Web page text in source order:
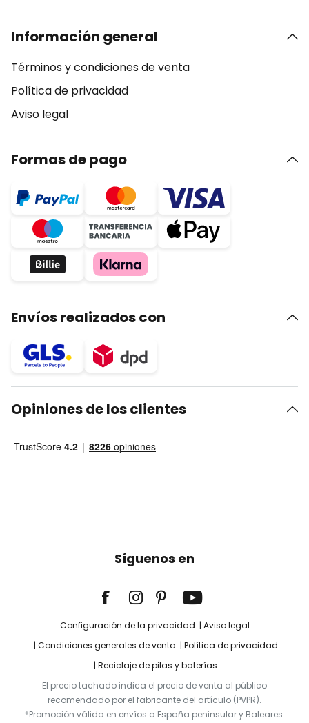
Información general
Términos y condiciones de venta
Política de privacidad
Aviso legal
Formas de pago
Envíos realizados con
Opiniones de los clientes
Síguenos en
Configuración de la privacidad
Aviso legal
Condiciones generales de venta
Política de privacidad
Reciclaje de pilas y baterías
El precio tachado indica el precio de venta al público
recomendado por el fabricante del artículo (PVPR).
*Promoción válida en envíos a España peninsular y Baleares.